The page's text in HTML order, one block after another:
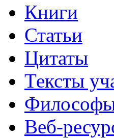
Книги
Статьи
Цитаты
Тексты
Веб-